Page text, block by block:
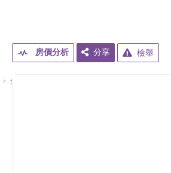
台北市
房價分析 分享 檢舉